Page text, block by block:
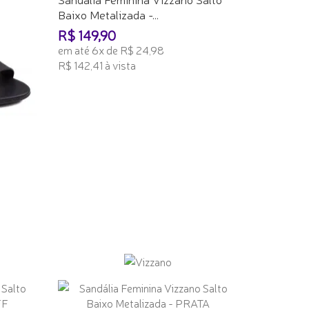
Baixo Metalizada -...
R$ 149,90
em até 6x de R$ 24,98
R$ 142,41 à vista